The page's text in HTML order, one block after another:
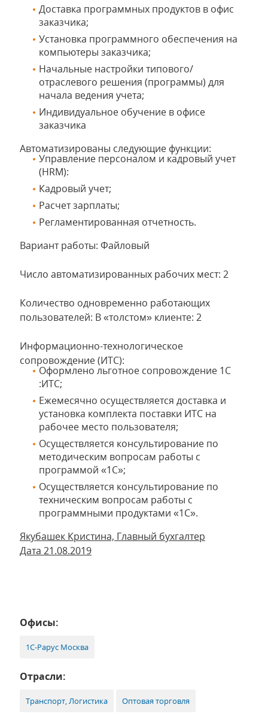
Доставка программных продуктов в офис
заказчика;
Установка программного обеспечения на
компьютеры заказчика;
Начальные настройки типового/
отраслевого решения (программы) для
начала ведения учета;
Индивидуальное обучение в офисе
заказчика
Автоматизированы следующие функции:
Управление персоналом и кадровый учет
(HRM):
Кадровый учет;
Расчет зарплаты;
Регламентированная отчетность.
Вариант работы: Файловый
Число автоматизированных рабочих мест: 2
Количество одновременно работающих
пользователей: В «толстом» клиенте: 2
Информационно-технологическое
сопровождение (ИТС):
Оформлено льготное сопровождение 1С
:ИТС;
Ежемесячно осуществляется доставка и
установка комплекта поставки ИТС на
рабочее место пользователя;
Осуществляется консультирование по
методическим вопросам работы с
программой «1С»;
Осуществляется консультирование по
техническим вопросам работы с
программными продуктами «1С».
Якубашек Кристина, Главный бухгалтер
Дата 21.08.2019
Офисы:
1С-Рарус Москва
Отрасли:
Транспорт, Логистика Оптовая торговля